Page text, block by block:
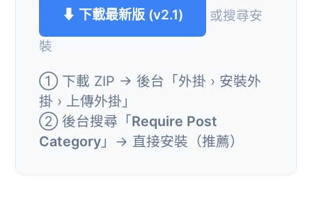
⬇ 下載最新版 (v2.1)
或搜尋安
裝
① 下載 ZIP → 後台「外掛 › 安裝外
掛 › 上傳外掛」
② 後台搜尋「Require Post
Category 」→ 直接安裝（推薦）